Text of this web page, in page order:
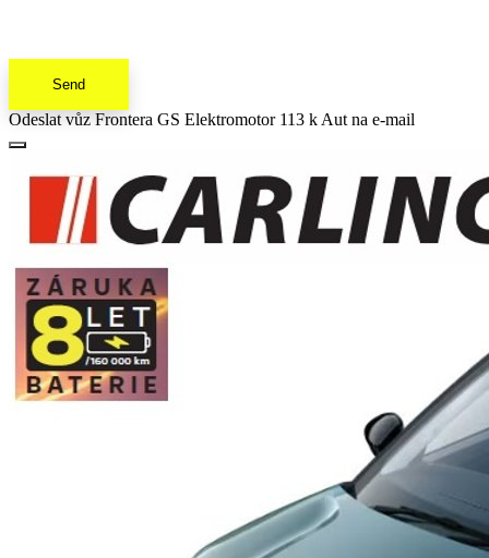
Send
Odeslat vůz Frontera GS Elektromotor 113 k Aut na e-mail